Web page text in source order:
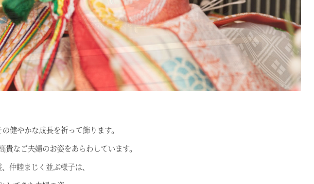
の健やかな成長を祈って飾ります。
貴なご夫婦のお姿をあらわしています。
仲睦まじく並ぶ様子は、